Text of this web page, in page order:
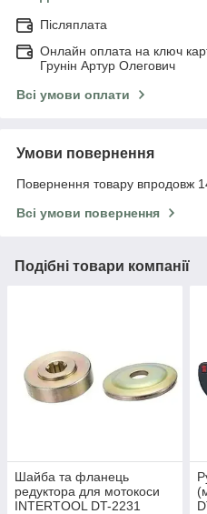
Післяплата
Онлайн оплата на ключ
Грунін Артур Олегович
Всі умови оплати
Умови повернення
Повернення товару впродовж
Всі умови повернення
Подібні товари компанії
Шайба та фланець
редуктора для мотокоси
INTERTOOL DT-2231